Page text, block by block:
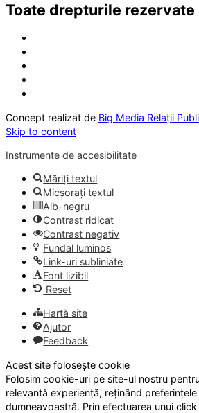
Toate drepturile rezervate
Concept realizat de Big Media Relații
Skip to content
Instrumente de accesibilitate
Măriți textul
Micșorați textul
Alb-negru
Contrast ridicat
Contrast negativ
Fundal luminos
Link-uri subliniate
Font lizibil
Reset
Hartă site
Ajutor
Feedback
Acest site folosește cookie
Folosim cookie-uri pe site-ul nostru
relevantă experiență, reținând
dumneavoastră. Prin efectuarea unui